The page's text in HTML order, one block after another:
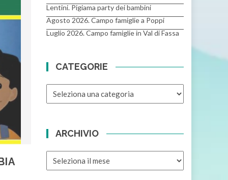
Lentini. Pigiama party dei bambini
Agosto 2026. Campo famiglie a Poppi
Luglio 2026. Campo famiglie in Val di Fassa
CATEGORIE
CATEGORIE
ARCHIVIO
ARCHIVIO